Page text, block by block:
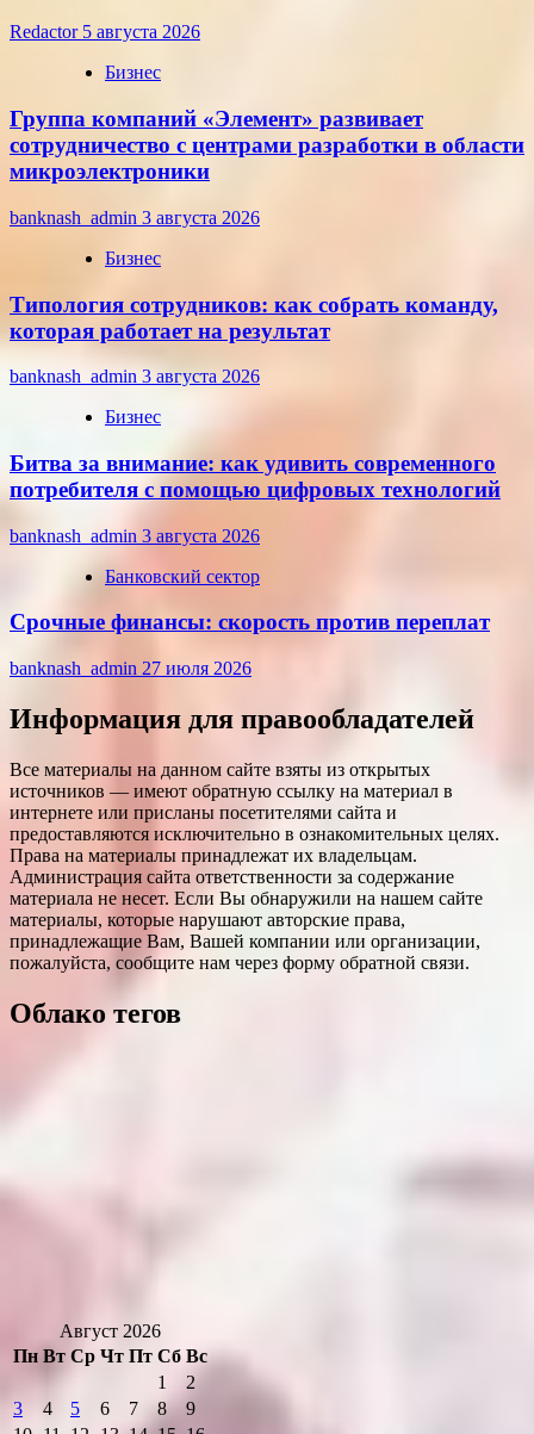
Redactor 5 августа 2026
Бизнес
Группа компаний «Элемент» развивает
сотрудничество с центрами разработки в области
микроэлектроники
banknash_admin 3 августа 2026
Бизнес
Типология сотрудников: как собрать команду,
которая работает на результат
banknash_admin 3 августа 2026
Бизнес
Битва за внимание: как удивить современного
потребителя с помощью цифровых технологий
banknash_admin 3 августа 2026
Банковский сектор
Срочные финансы: скорость против переплат
banknash_admin 27 июля 2026
Информация для правообладателей
Все материалы на данном сайте взяты из открытых
источников — имеют обратную ссылку на материал в
интернете или присланы посетителями сайта и
предоставляются исключительно в ознакомительных целях.
Права на материалы принадлежат их владельцам.
Администрация сайта ответственности за содержание
материала не несет. Если Вы обнаружили на нашем сайте
материалы, которые нарушают авторские права,
принадлежащие Вам, Вашей компании или организации,
пожалуйста, сообщите нам через форму обратной связи.
Облако тегов
Август 2026
Пн Вт Ср Чт Пт Сб Вс
1
2
3
4 5 6 7 8
9